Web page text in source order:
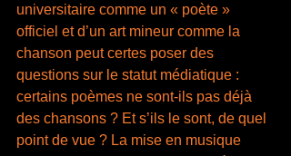
universitaire comme un « poète »
officiel et d’un art mineur comme la
chanson peut certes poser des
questions sur le statut médiatique :
certains poèmes ne sont-ils pas déjà
des chansons ? Et s’ils le sont, de quel
point de vue ? La mise en musique